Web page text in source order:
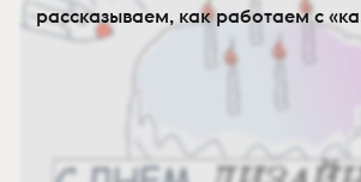
рассказываем, как работаем с